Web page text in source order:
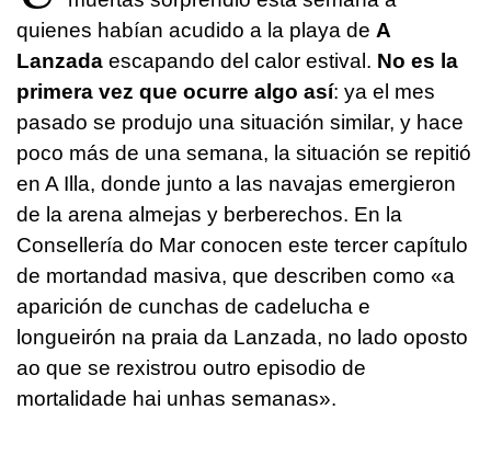
quienes habían acudido a la playa de A
Lanzada escapando del calor estival. No es la
primera vez que ocurre algo así: ya el mes
pasado se produjo una situación similar, y hace
poco más de una semana, la situación se repitió
en A Illa, donde junto a las navajas emergieron
de la arena almejas y berberechos. En la
Consellería do Mar conocen este tercer capítulo
de mortandad masiva, que describen como «a
aparición de cunchas de cadelucha e
longueirón na praia da Lanzada, no lado oposto
ao que se rexistrou outro episodio de
mortalidade hai unhas semanas».